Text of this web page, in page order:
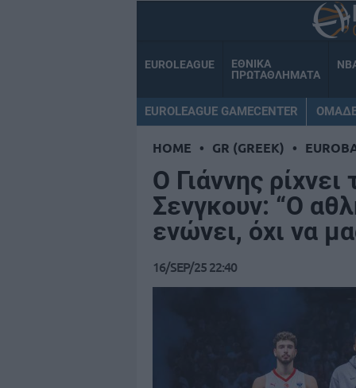
EUROLEAGUE
ΕΘΝΙΚΑ
ΠΡΩΤΑΘΛΗΜΑΤΑ
EUROLEAGUE GAMECENTER
HOME • GR (GREEK) •
Ο Γιάννης
Σενγκουν: “Ο
ενώνει, όχι να
16/SEP/25 22:40